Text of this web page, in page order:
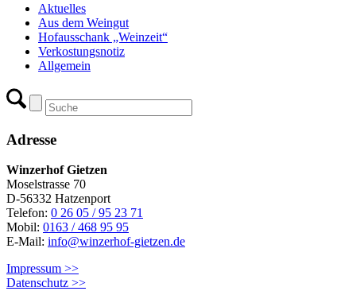
Aktuelles
Aus dem Weingut
Hofausschank „Weinzeit“
Verkostungsnotiz
Allgemein
Adresse
Winzerhof Gietzen
Moselstrasse 70
D-56332 Hatzenport
Telefon: 0 26 05 / 95 23 71
Mobil: 0163 / 468 95 95
E-Mail: info@winzerhof-gietzen.de
Impressum >>
Datenschutz >>